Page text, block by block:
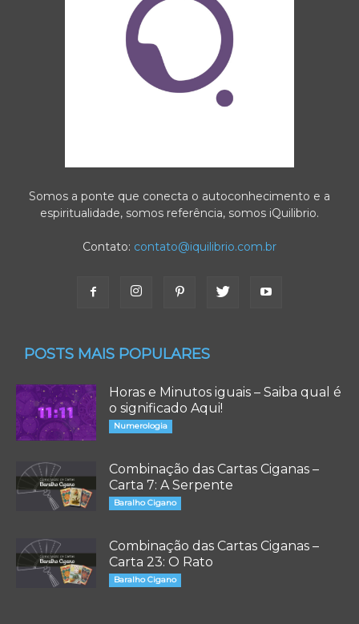
Somos a ponte que conecta o autoconhecimento e a
espiritualidade, somos referência, somos iQuilibrio.
Contato: contato@iquilibrio.com.br
POSTS MAIS POPULARES
Horas e Minutos iguais – Saiba qual é
o significado Aqui!
Numerologia
Combinação das Cartas Ciganas –
Carta 7: A Serpente
Baralho Cigano
Combinação das Cartas Ciganas –
Carta 23: O Rato
Baralho Cigano